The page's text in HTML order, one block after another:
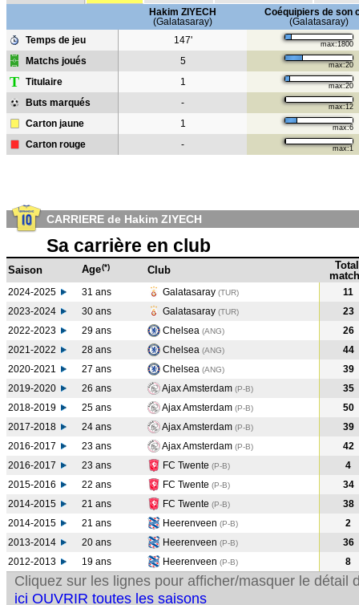
Hakim ZIYECH
(Galatasaray)
Coéquipiers de son
(Galatasaray)
Temps de jeu
147' max:1800
Matchs joués 5 max:20
T Titulaire 1 max:20
Buts marqués - max:12
Carton jaune 1 max:6
Carton rouge - max:1
CARRIERE de Hakim ZIYECH
Sa carrière en club
Saison Age(*) Club
Total
2024-2025 31 ans Galatasaray (TUR)
11
2023-2024
30 ans Galatasaray (TUR)
23
2022-2023
29 ans Chelsea (ANG)
26
2021-2022
28 ans Chelsea (ANG)
44
2020-2021
27 ans Chelsea (ANG)
39
2019-2020
26 ans Ajax Amsterdam (P-B)
35
2018-2019
25 ans Ajax Amsterdam (P-B)
50
2017-2018
24 ans Ajax Amsterdam (P-B)
39
2016-2017
23 ans Ajax Amsterdam (P-B)
42
2016-2017
23 ans FC Twente (P-B)
4
2015-2016
22 ans FC Twente (P-B)
34
2014-2015
21 ans FC Twente (P-B)
38
2014-2015
21 ans Heerenveen (P-B)
2
2013-2014
20 ans Heerenveen (P-B)
36
2012-2013
19 ans Heerenveen (P-B) 8
Cliquez sur les lignes pour afficher/masquer le détail
ici OUVRIR toutes les saisons